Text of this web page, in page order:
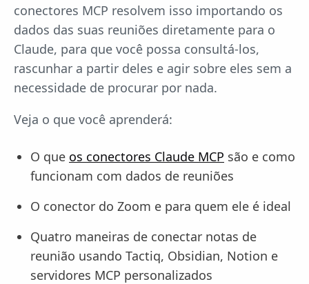
conectores MCP resolvem isso importando os
dados das suas reuniões diretamente para o
Claude, para que você possa consultá-los,
rascunhar a partir deles e agir sobre eles sem a
necessidade de procurar por nada.
Veja o que você aprenderá:
O que os conectores Claude MCP são e como
funcionam com dados de reuniões
O conector do Zoom e para quem ele é ideal
Quatro maneiras de conectar notas de
reunião usando Tactiq, Obsidian, Notion e
servidores MCP personalizados